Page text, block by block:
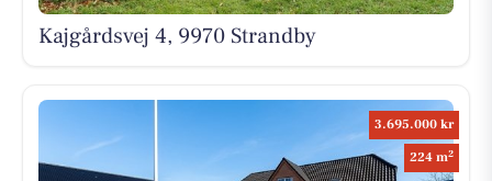
Kajgårdsvej 4, 9970 Strandby
3.695.000 kr
224 m2